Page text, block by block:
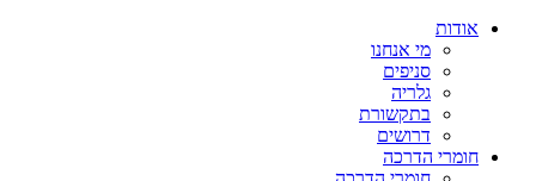
אודות
מי אנחנו
סניפים
גלריה
בתקשורת
דרושים
חומרי הדרכה